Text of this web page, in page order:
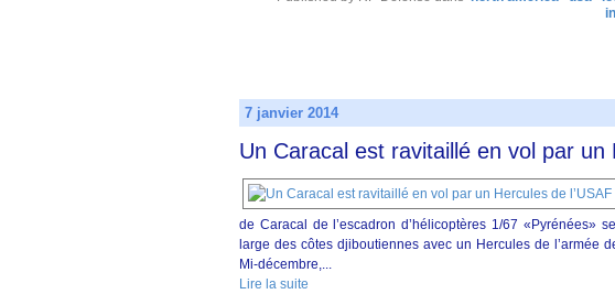
7 janvier 2014
Un Caracal est ravitaillé en vol par un
de Caracal de l’escadron d’hélicoptères 1/67 «Pyrénées»
large des côtes djiboutiennes avec un Hercules de l’armée
Mi-décembre,...
Lire la suite